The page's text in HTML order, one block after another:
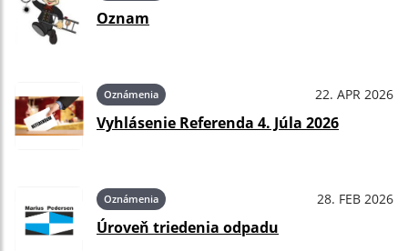
Oznam
Oznámenia 22. APR 2026
Vyhlásenie Referenda 4. Júla 2026
Oznámenia 28. FEB 2026
Úroveň triedenia odpadu